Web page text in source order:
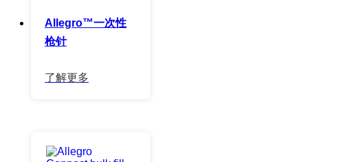
Allegro™一次性
枪针